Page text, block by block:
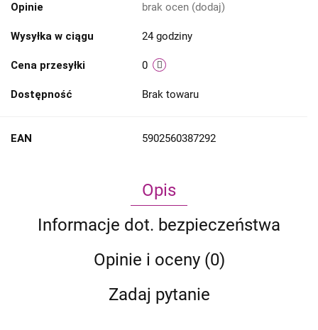
Opinie brak ocen (dodaj)
Wysyłka w ciągu 24 godziny
Cena przesyłki 0
Dostępność Brak towaru
EAN 5902560387292
Opis
Informacje dot. bezpieczeństwa
Opinie i oceny (0)
Zadaj pytanie